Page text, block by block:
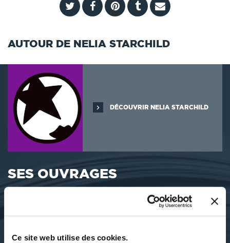
Ce site web utilise des cookies.
AUTOUR DE NELIA STARCHILD
DÉCOUVRIR NELIA STARCHILD
SES OUVRAGES